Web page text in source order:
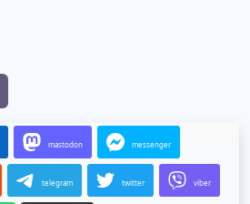
mastodon messenger
telegram twitter viber